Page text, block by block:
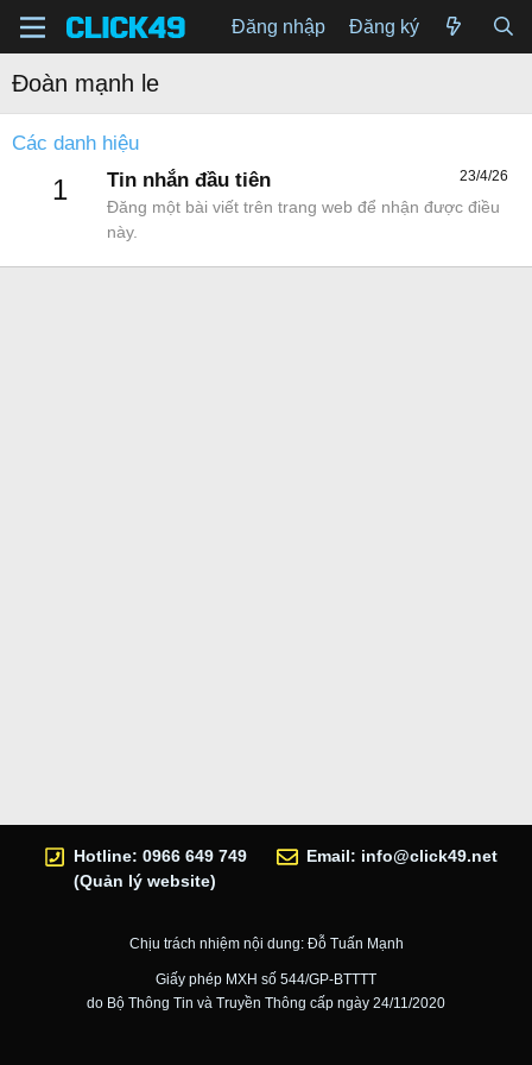
Đăng nhập Đăng ký
Đoàn mạnh le
Các danh hiệu
1 23/4/26
Tin nhắn đầu tiên
Đăng một bài viết trên trang web để nhận được điều
này.
Hotline: 0966 649 749
(Quản lý website)
Email: info@click49.net
Chịu trách nhiệm nội dung: Đỗ Tuấn Mạnh
Giấy phép MXH số 544/GP-BTTTT
do Bộ Thông Tin và Truyền Thông cấp ngày 24/11/2020